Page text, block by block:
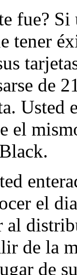
fue?
tener
de
Usted
el
el
al
de la
de